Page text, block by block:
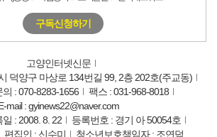
구독신청하기
고양인터넷신문
덕양구 마상로 134번길 99, 2층 202호(주교동)
: 070-8283-1656
팩스 : 031-968-8018
mail : gyinews22@naver.com
: 2008. 8. 22
등록번호 : 경기 아 50054호
편집인 : 신수미 청소년보호책임자 : 조연덕